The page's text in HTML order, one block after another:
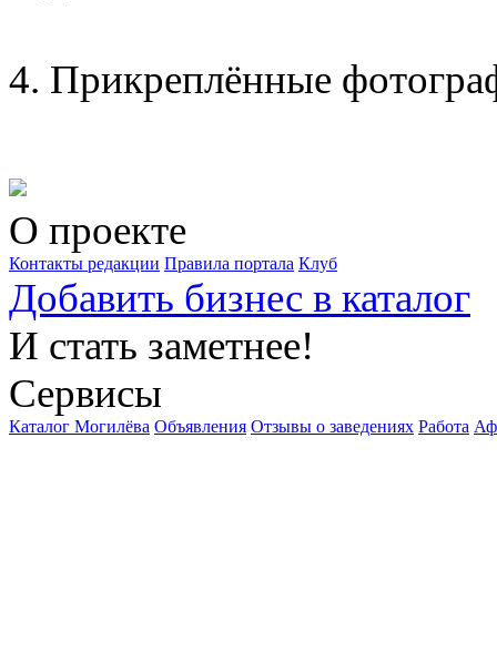
4. Прикреплённые
О проекте
Контакты редакции Правила портала Клуб
Добавить бизнес в каталог
И стать заметнее!
Сервисы
Каталог Могилёва Объявления Отзывы о заведениях Работа